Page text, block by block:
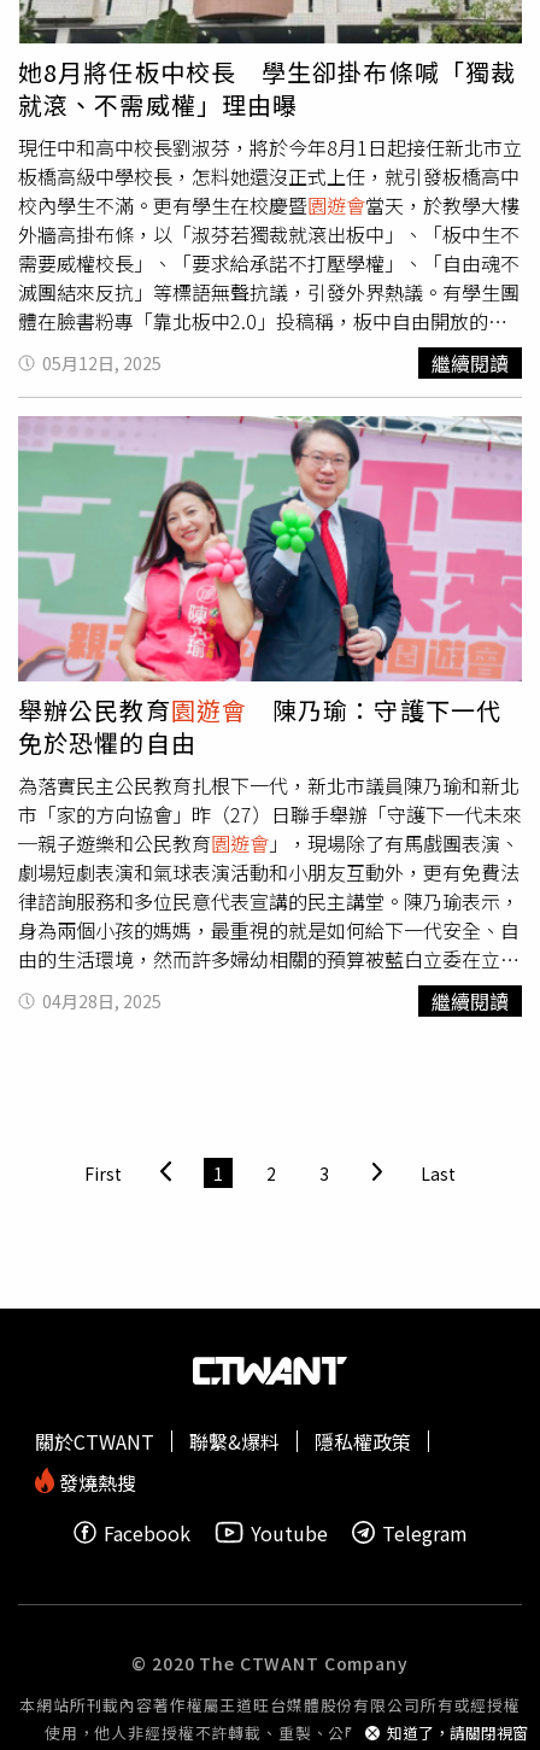
得遺憾的事。等開學見面時，會和學生搭起溝通平台，傾聽
尊重理解好好討論，為板中更好而攜手努力。
她8月將任板中校長 學生卻掛布條喊「獨裁
就滾、不需威權」理由曝
現任中和高中校長劉淑芬，將於今年8月1日起接任新北市立
板橋高級中學校長，怎料她還沒正式上任，就引發板橋高中
校內學生不滿。更有學生在校慶暨園遊會當天，於教學大樓
外牆高掛布條，以「淑芬若獨裁就滾出板中」、「板中生不
需要威權校長」、「要求給承諾不打壓學權」、「自由魂不
滅團結來反抗」等標語無聲抗議，引發外界熱議。有學生團
體在臉書粉專「靠北板中2.0」投稿稱，板中自由開放的校
風行之有年，然而劉淑芬曾在中和高中放任教師收繳學生手
機、打壓學生自治等種種事蹟，「學生普遍開始憂慮，基本
峻挑戰。」另外，學生團體批評劉淑芬為「網美型校長」、
「標準官腔」，認為劉淑芬篤信「收了手機，成績會變好」
等觀念是不當行為。此外，學生團體也在校慶時，同步於粉
專投稿發出對劉淑芬的疑慮聲明，內容提及新任校長正式公
開承諾「任內不剝奪學生自由」、「不打壓學生權益」、
「不干涉學生自治」。學生團體強調，若新任校長違背承
諾，「板中學生不會輕易服從威權，已做好一切抗爭到底的
準備。唯有如此，才能維繫板中長久以來引以為傲的自由校
風與學生自主精神。」布條上寫著「淑芬若獨裁就滾出板
中」、「板中生不需要威權校長」、「要求給承諾不打壓學
權」、「自由魂不滅團結來反抗」等標語無聲抗議。（圖／
翻攝自「靠北板中2.0」臉書）據了解，劉淑芬2021年起擔
任中和高中校長，而她也曾擔任永平高中、忠孝國中與尖山
國中等校校長。而自板中學生對她的意見曝光後，有中和高
中學生留言聲援「劉淑芬是剛從我們學校離開的校長，個人
建議是快逃」，並直呼「逃不了，只能趕快畢業」。不過，
板中內部對此則有不同意見，有學生認為抗議尚早，僅憑其
他學生過去對新任校長的評價就反對她上任，可能讓校園陷
入分裂。還有學生擔心，主導抗議的高三學長姐畢業後，反
而是一、二年級學弟妹留下來面對後續影響。
05月12日, 2025 繼續閱讀
舉辦公民教育園遊會 陳乃瑜：守護下一代
免於恐懼的自由
為落實民主公民教育扎根下一代，新北市議員陳乃瑜和新北
市「家的方向協會」昨（27）日聯手舉辦「守護下一代未來
─親子遊樂和公民教育園遊會 」，現場除了有馬戲團表演、
劇場短劇表演和氣球表演活動和小朋友互動外，更有免費法
律諮詢服務和多位民意代表宣講的民主講堂。陳乃瑜表示，
身為兩個小孩的媽媽，最重視的就是如何給下一代安全、自
由的生活環境，然而許多婦幼相關的預算被藍白立委在立院
凍結或刪除，讓年輕父母無法獲得政府的協助。面臨高齡化
社會的挑戰，長輩們更需要國家資源協助照護，藍白立委卻
場和民眾同歡，並透過淺顯易懂的案例，讓大小朋友明瞭大
罷免的民主意義。林右昌特地帶著可愛的小禮物和現場小朋
到惡罷的陳乃瑜。立委林楚茵與新北市議員張嘉玲出席陳乃
乃瑜辦公室提供）遭到國民黨發動罷免的陳乃瑜說，自己被
罷免的其中一個理由是「議員建議款為0」，對此，陳乃瑜
卻刻意不被列議員建議款名義，種種的一切就是侯友宜市府
的政治操作、行政不中立，如果真的在乎市政建設，國民黨
「台灣社會從幼到老各階層的福利都遭國民黨、民眾黨惡意
戰，也要讓下一代知道，民主的得來是多不易，我們更有責
任守護他們的未來。陳乃瑜說，從罷免國民黨立委第一階段
開始，團隊就全力協助公民團體，進入二階段後，她陪著公
民團體一步一腳印的走在選區內宣講，許多人要偷偷的從外
04月28日, 2025 繼續閱讀
First 1 2 3 Last
知道了，請關閉視窗
關於CTWANT 聯繫&爆料
隱私權政策
發燒熱搜
Facebook
Youtube Telegram
© 2020 The CTWANT Company
本網站所刊載內容著作權屬王道旺台媒體股份有限公司所有或經授權
使用，他人非經授權不許轉載、重製、公開播送或公開傳輸。